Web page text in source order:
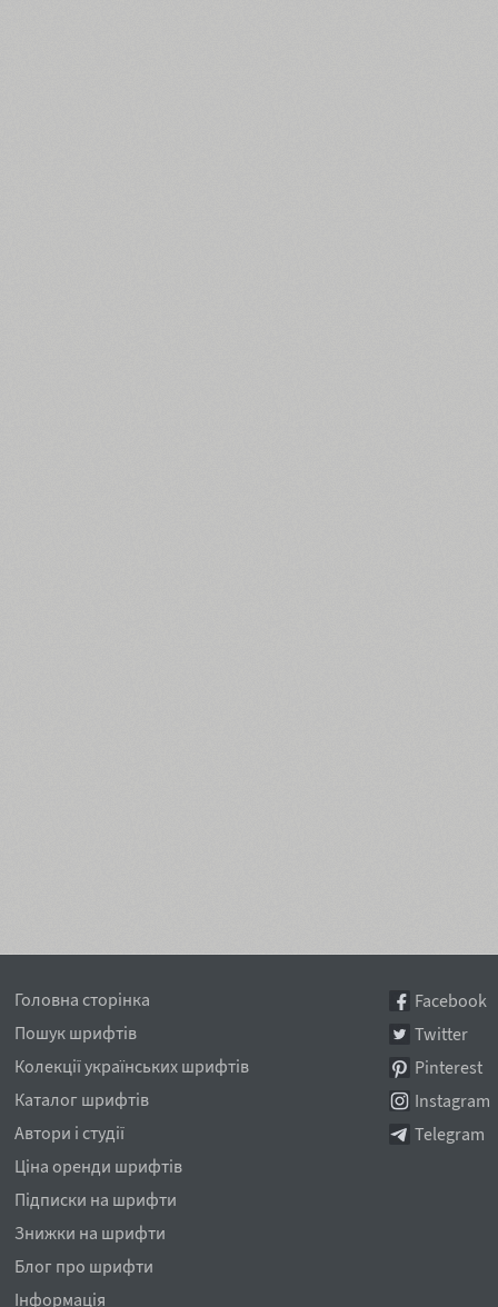
Головна сторінка
Пошук шрифтів
Колекції українських шрифтів
Каталог шрифтів
Автори і студії
Ціна оренди шрифтів
Підписки на шрифти
Знижки на шрифти
Блог про шрифти
Інформація
Facebook
Twitter
Pinterest
Instagram
Telegram